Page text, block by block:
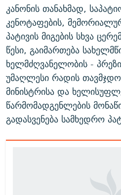
კანონის თანახმად,
კენოტაფების,
პატივის მიგების სხვა
წესი, გაიმართება
ხელმძღვანელობის -
უმაღლესი რადის
მინისტრისა და
წარმომადგენლების
გადასვენება სამხედრო